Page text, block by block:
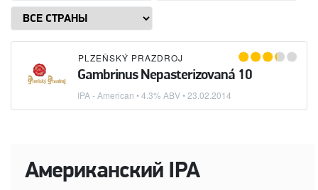
PLZEŇSKÝ PRAZDROJ
Gambrinus Nepasterizovaná 10
IPA - American • 4.3% ABV •23.02.2014
Американский IPA